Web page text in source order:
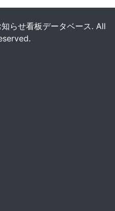
らせ看板データベース. All